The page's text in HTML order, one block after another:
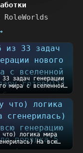
RoleWorlds
задач генерации
мира с вселенной
готовы))...
что) логика мира
На всю
ушло порядка